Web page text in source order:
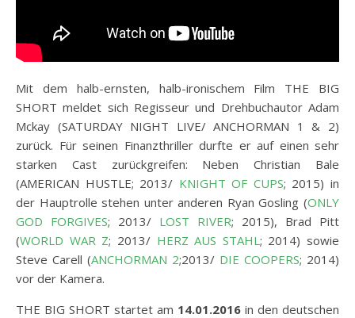
Mit dem halb-ernsten, halb-ironischem Film THE BIG
SHORT meldet sich Regisseur und Drehbuchautor Adam
Mckay (SATURDAY NIGHT LIVE/ ANCHORMAN 1 & 2)
zurück. Für seinen Finanzthriller durfte er auf einen sehr
starken Cast zurückgreifen: Neben Christian Bale
(AMERICAN HUSTLE; 2013/ KNIGHT OF CUPS; 2015) in
der Hauptrolle stehen unter anderen Ryan Gosling (ONLY
GOD FORGIVES; 2013/ LOST RIVER; 2015), Brad Pitt
(WORLD WAR Z; 2013/ HERZ AUS STAHL; 2014) sowie
Steve Carell (ANCHORMAN 2;2013/ DIE COOPERS; 2014)
vor der Kamera.
THE BIG SHORT startet am 14.01.2016 in den deutschen